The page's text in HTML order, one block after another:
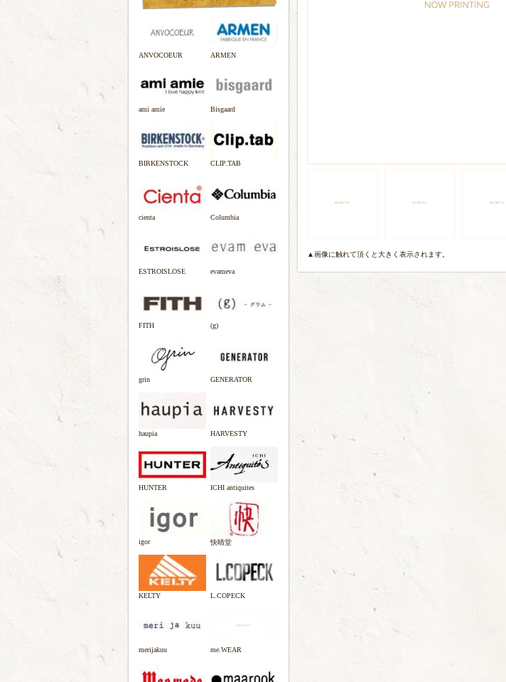
ANVOCOEUR ARMEN
ami amie Bisgaard
BIRKENSTOCK CLIP.TAB
cienta Columbia
ESTROISLOSE evameva
FITH (g)
grin GENERATOR
haupia HARVESTY
HUNTER ICHI antiquites
igor 快晴堂
KELTY L.COPECK
merijakuu me.WEAR
▲画像に触れて頂くと大きく表示されます。